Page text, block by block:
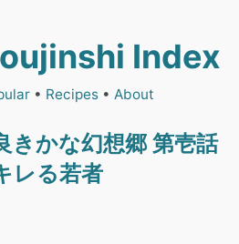
Index
• Recipes• About
きかな幻想郷 第壱話
レる若者